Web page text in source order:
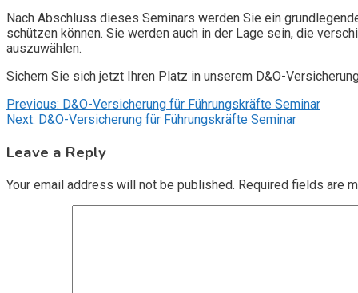
Nach Abschluss dieses Seminars werden Sie ein
schützen können. Sie werden auch in der Lage sein, die
auszuwählen.
Sichern Sie sich jetzt Ihren Platz in unserem D&O-
Post
navigation
Previous: D&O-Versicherung für Führungskräfte Seminar
Next: D&O-Versicherung für Führungskräfte Seminar
Leave a Reply
Your email address will not be published. Required fields are